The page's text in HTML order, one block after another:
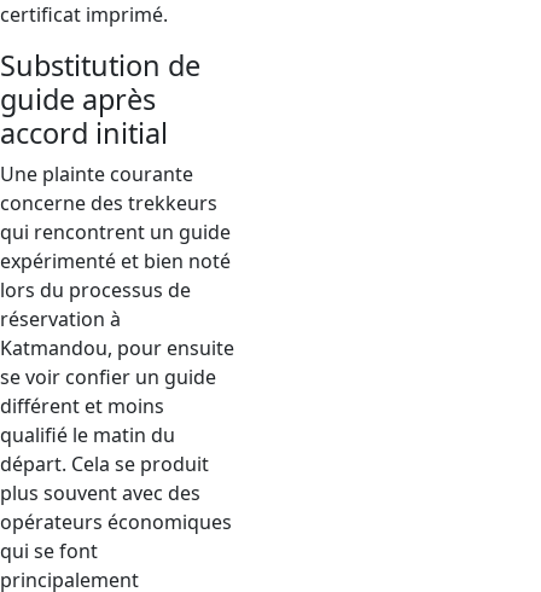
certificat imprimé.
Substitution de
guide après
accord initial
Une plainte courante
concerne des trekkeurs
qui rencontrent un guide
expérimenté et bien noté
lors du processus de
réservation à
Katmandou, pour ensuite
se voir confier un guide
différent et moins
qualifié le matin du
départ. Cela se produit
plus souvent avec des
opérateurs économiques
qui se font
principalement